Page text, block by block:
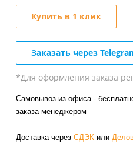
Купить в 1 клик
Заказать через
*Для оформления заказа
Самовывоз из офиса -
заказа менеджером
Доставка через СДЭК или